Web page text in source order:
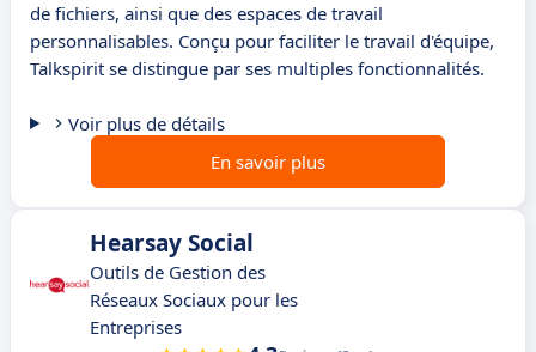
de fichiers, ainsi que des espaces de travail
personnalisables. Conçu pour faciliter le travail d'équipe,
Talkspirit se distingue par ses multiples fonctionnalités.
Voir plus de détails
En savoir plus
Hearsay Social
Outils de Gestion des
Réseaux Sociaux pour les
Entreprises